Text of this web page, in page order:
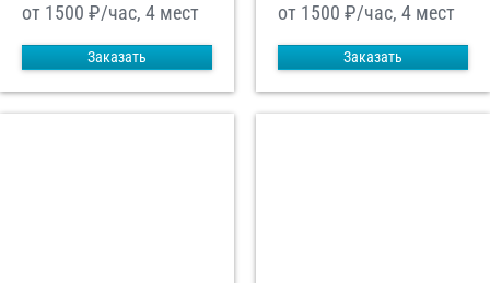
от 1500 ₽/час, 4 мест
Заказать
от 1500 ₽/час, 4 мест
Заказать